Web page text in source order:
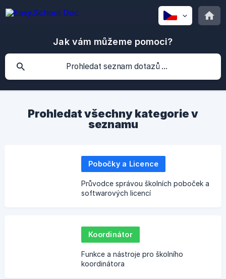
Jak vám můžeme pomoci?
Prohledat všechny kategorie v
seznamu
Pobočky a Licence
Průvodce správou školních poboček a
softwarových licencí
Koordinátor
Funkce a nástroje pro školního
koordinátora